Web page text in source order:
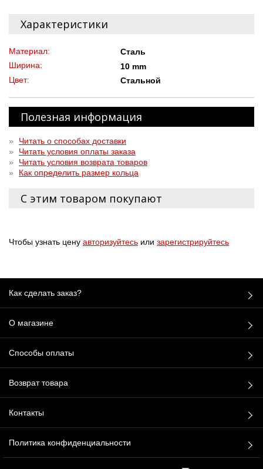
Характеристики
Материал:
Сталь
Ширина:
10 mm
Цвет:
Стальной
Полезная информация
»
Читать о способах доставки
»
Читать условия оплаты заказа
»
Читать условия возврата товаров
»
Как определить размер кольца
С этим товаром покупают
Чтобы узнать цену авторизуйтесь или зарегистрируйтесь
Как сделать заказ?
О магазине
Способы оплаты
Возврат товара
Контакты
Политика конфиденциальности